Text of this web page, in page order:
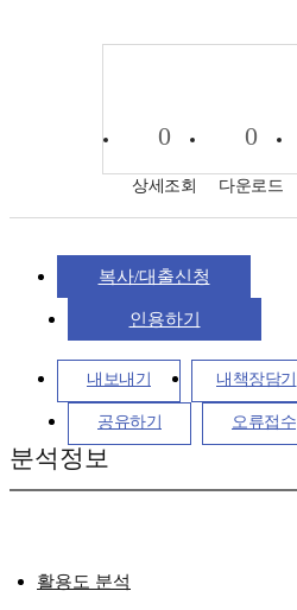
0
상세조회
0
다운로드
복사/대출신청
인용하기
내보내기 내책장담기
공유하기 오류접수
분석정보
활용도 분석